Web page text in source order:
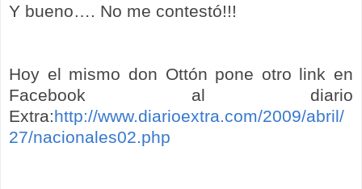
Y bueno…. No me contestó!!!
Hoy el mismo don Ottón pone otro link en
Facebook al diario
Extra:http://www.diarioextra.com/2009/abril/
27/nacionales02.php